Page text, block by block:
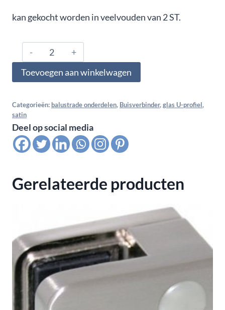
kan gekocht worden in veelvouden van 2 ST.
316.425.1202,
Glas
U-
bocht
voor
buis
satin
K320
Toevoegen aan winkelwagen
Categorieën: balustrade onderdelen, Buisverbinder, glas U-profiel ,
satin
Deel op social media
Gerelateerde producten